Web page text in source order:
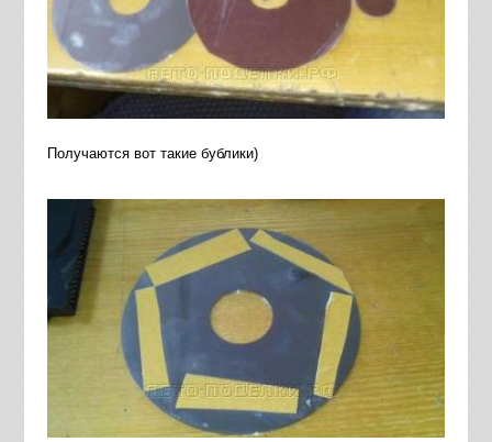
Получаются вот такие бублики)